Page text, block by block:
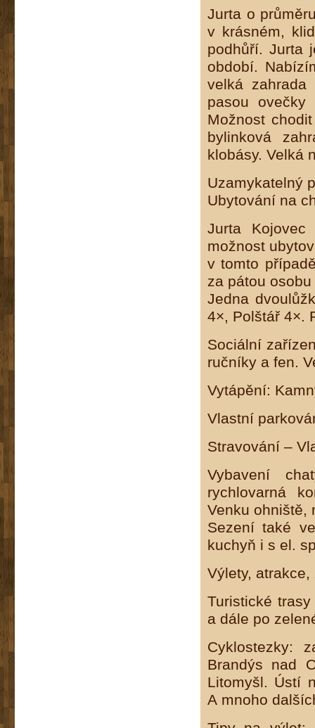
Jurta o
v krásném,
podhůří. Jurta
období.
velká
pasou
Možnost
bylinková
klobásy. Velká
Uzamykatelný
Ubytování na
Jurta
možnost
v tomto
za pátou
Jedna
4×, Polštář 4×.
Sociální
ručníky a fen.
Vytápění:
Vlastní
Stravování –
Vybavení
rychlovarná
Venku ohniště,
Sezení také
kuchyň i s el.
Výlety, atrakce,
Turistické
a dále po
Cyklostezky:
Brandýs nad
Litomyšl. Ústí
A mnoho